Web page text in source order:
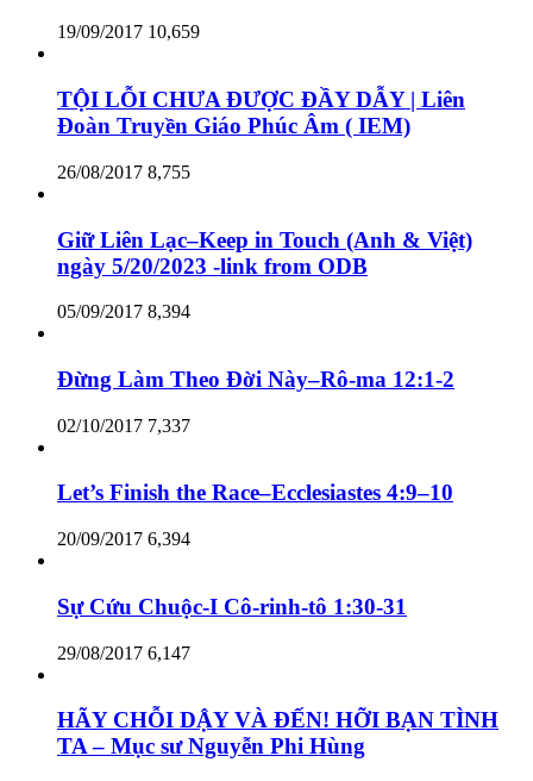
19/09/2017 10,659
TỘI LỖI CHƯA ĐƯỢC ĐẦY DẪY | Liên
Đoàn Truyền Giáo Phúc Âm ( IEM)
26/08/2017 8,755
Giữ Liên Lạc–Keep in Touch (Anh & Việt)
ngày 5/20/2023 -link from ODB
05/09/2017 8,394
Đừng Làm Theo Đời Này–Rô-ma 12:1-2
02/10/2017 7,337
Let’s Finish the Race–Ecclesiastes 4:9–10
20/09/2017 6,394
Sự Cứu Chuộc-I Cô-rinh-tô 1:30-31
29/08/2017 6,147
HÃY CHỖI DẬY VÀ ĐẾN! HỠI BẠN TÌNH
TA – Mục sư Nguyễn Phi Hùng